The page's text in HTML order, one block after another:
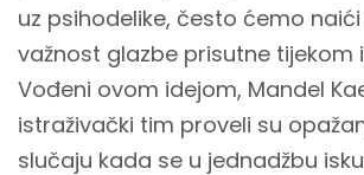
uz psihodelike, često ćemo
važnost glazbe prisutne tijekom
Vođeni ovom idejom, Mandel
istraživački tim proveli su
slučaju kada se u jednadžbu